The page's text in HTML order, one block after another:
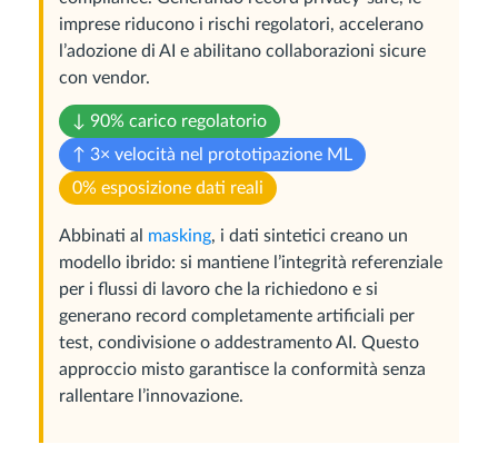
imprese riducono i rischi regolatori, accelerano
l’adozione di AI e abilitano collaborazioni sicure
con vendor.
↓ 90% carico regolatorio
↑ 3× velocità nel prototipazione ML
0% esposizione dati reali
Abbinati al masking, i dati sintetici creano un
modello ibrido: si mantiene l’integrità referenziale
per i flussi di lavoro che la richiedono e si
generano record completamente artificiali per
test, condivisione o addestramento AI. Questo
approccio misto garantisce la conformità senza
rallentare l’innovazione.